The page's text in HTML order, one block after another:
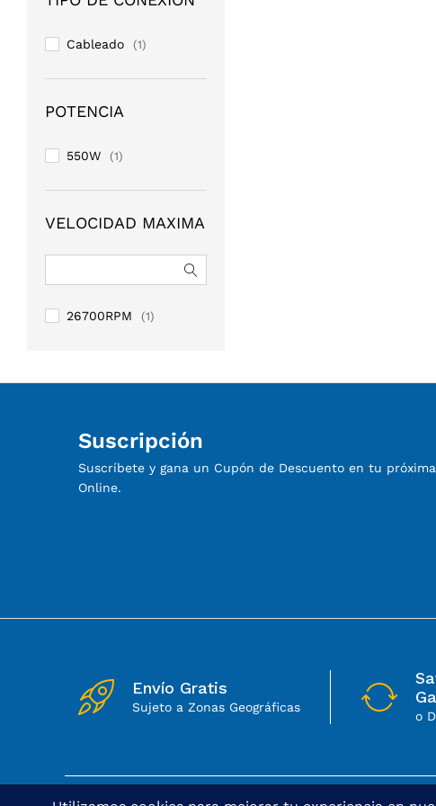
Cableado (1)
POTENCIA
550W (1)
VELOCIDAD MAXIMA
26700RPM (1)
Suscripción
Suscríbete y gana un Cupón de Descuento en tu
Online.
Envío Gratis
Sujeto a Zonas Geográficas
o
© 2025 Dong Cheng | Todos los derechos reservados